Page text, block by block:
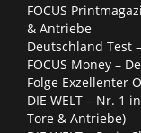
FOCUS
& Antriebe
Deutschland Test
FOCUS Money –
Folge Exzellenter
DIE WELT – Nr. 1
Tore & Antriebe)